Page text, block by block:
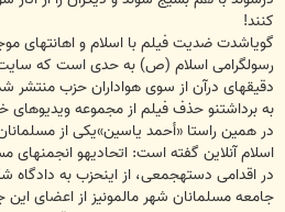
کنند!
گویاشدت ضدیت فیلم با اسلام و اهانت‏های
رسولگرامی اسلام (ص) به حدی است که
دقیقه‏ای درآن از سوی هواداران حزب منتشر
به برداشتنو حذف فیلم از مجموعه ویدیوهای
در همین راستا «أحمد یاسین»یکی از
اسلام آنلاین گفته است: اتحادیهو انجمن‏های
در اقدامی دسته‏جمعی، از اینحزب به
جامعه مسلمانان شهر مالمونیز از اعضای